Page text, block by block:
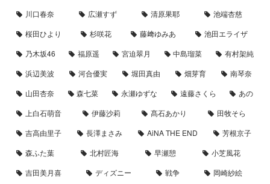
川口春奈
広瀬すず 清原果耶
池端杏慈
桜田ひより
杉咲花 藤﨑ゆみあ
池田エライザ
乃木坂46
福原遥 宮迫翠月 中島瑠菜
有村架純
浜辺美波
河合優実 堀田真由 畑芽育
南琴奈
山田杏奈
森七菜 永瀬ゆずな 遠藤さくら
あの
上白石萌音
伊藤沙莉 髙石あかり
田牧そら
吉高由里子
長澤まさみ AiNA THE END
芳根京子
森ふた葉
北村匠海 早瀬憩
小芝風花
吉田美月喜
ディズニー 戦争
岡崎紗絵